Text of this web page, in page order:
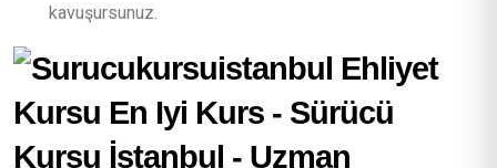
kavuşursunuz.